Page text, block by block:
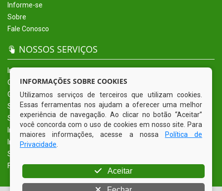
Informe-se
Sobre
Fale Conosco
NOSSOS SERVIÇOS
Início
O Município
Governo
Secretarias
Serviços Eletrônicos
Incentivos
Informe-se
Sobre
Fale Conosco
INFORMAÇÕES SOBRE COOKIES
Utilizamos serviços de terceiros que utilizam cookies.
Essas ferramentas nos ajudam a oferecer uma melhor
experiência de navegação. Ao clicar no botão “Aceitar”
você concorda com o uso de cookies em nosso site. Para
maiores informações, acesse a nossa
Política de
Privacidade
Aceitar